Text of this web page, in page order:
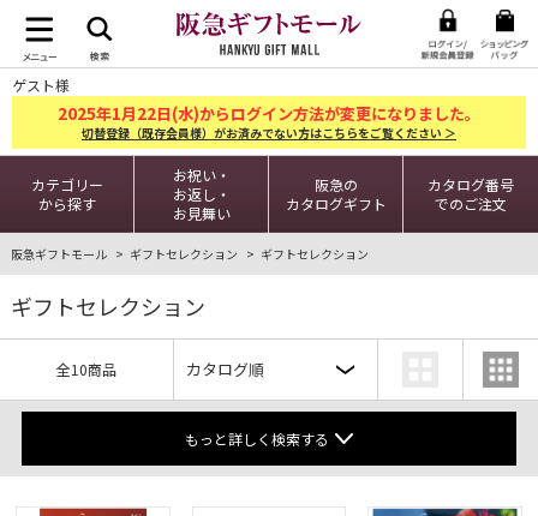
ゲスト様
2025年1月22日(水)からログイン方法が変更になりました。
切替登録（既存会員様）がお済みでない方はこちらをご覧ください ＞
カテゴリー
から探す
お祝い・
お返し・
お見舞い
阪急の
カタログギフト
カタログ番号
でのご注文
阪急ギフトモール ギフトセレクション ギフトセレクション
ギフトセレクション
全10商品
もっと詳しく検索する